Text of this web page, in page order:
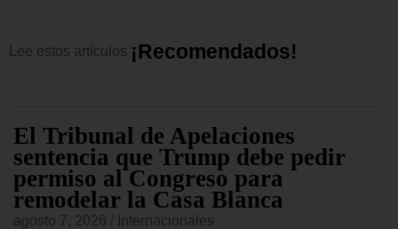
Lee estos artículos ¡Recomendados!
El Tribunal de Apelaciones
sentencia que Trump debe pedir
permiso al Congreso para
remodelar la Casa Blanca
agosto 7, 2026 Internacionales